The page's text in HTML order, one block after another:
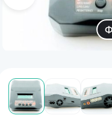
Дополнительный
WhatsApp/Мобильный
Есть вопрос?